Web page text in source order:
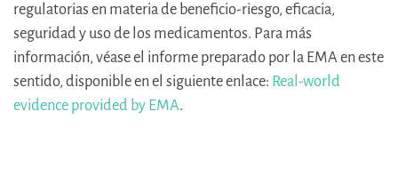
regulatorias en materia de beneficio-riesgo, eficacia,
seguridad y uso de los medicamentos. Para más
información, véase el informe preparado por la EMA en este
sentido, disponible en el siguiente enlace: Real-world
evidence provided by EMA.